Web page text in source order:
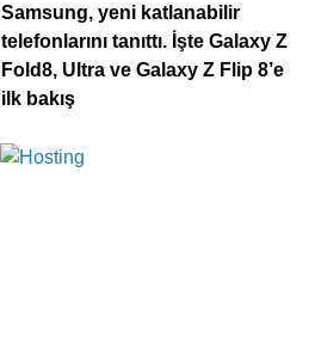
Samsung, yeni katlanabilir
telefonlarını tanıttı. İşte Galaxy Z
Fold8, Ultra ve Galaxy Z Flip 8’e
ilk bakış